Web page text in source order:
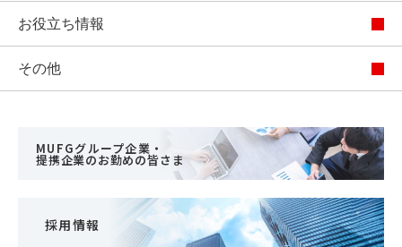
お役立ち情報
その他
MUFGグループ企業・
提携企業のお勤めの皆さま
採用情報